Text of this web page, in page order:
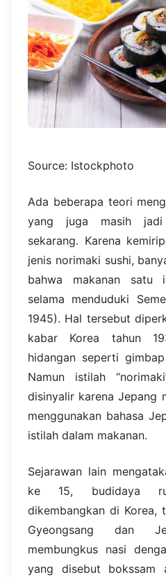
Source: Istockphoto
Ada beberapa teori
yang juga masih jadi
sekarang. Karena
jenis norimaki sushi,
bahwa makanan satu
selama menduduki
1945). Hal tersebut
kabar Korea tahun
hidangan seperti
Namun istilah
disinyalir karena Jepang
menggunakan bahasa
istilah dalam makanan.
Sejarawan lain
ke 15, budidaya
dikembangkan di Korea,
Gyeongsang dan
membungkus nasi
yang disebut bokssam